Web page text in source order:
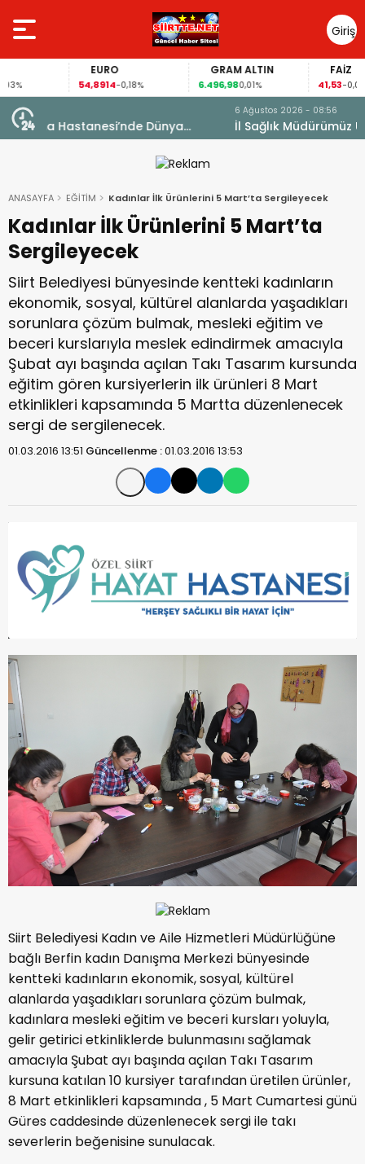
Giriş
Yap
EURO
54,8914-0,18%
GRAM ALTIN
6.496,980,01% -0,02%
İl Sağlık Müdürümüz Uzm. Dr. Besim Hacıoğlu,
Kurtalan Sağlıklı Hayat Merkezini Ziyaret Etti
ANASAYFA EĞİTİM Kadınlar İlk Ürünlerini 5 Mart’ta Sergileyecek
Kadınlar İlk Ürünlerini 5 Mart’ta
Sergileyecek
Siirt Belediyesi bünyesinde kentteki kadınların
ekonomik, sosyal, kültürel alanlarda yaşadıkları
sorunlara çözüm bulmak, mesleki eğitim ve
beceri kurslarıyla meslek edindirmek amacıyla
Şubat ayı başında açılan Takı Tasarım kursunda
eğitim gören kursiyerlerin ilk ürünleri 8 Mart
etkinlikleri kapsamında 5 Martta düzenlenecek
sergi de sergilenecek.
01.03.2016 13:51 Güncellenme :01.03.2016 13:53
Siirt Belediyesi Kadın ve Aile Hizmetleri Müdürlüğüne
bağlı Berfin kadın Danışma Merkezi bünyesinde
kentteki kadınların ekonomik, sosyal, kültürel
alanlarda yaşadıkları sorunlara çözüm bulmak,
kadınlara mesleki eğitim ve beceri kursları yoluyla,
gelir getirici etkinliklerde bulunmasını sağlamak
amacıyla Şubat ayı başında açılan Takı Tasarım
kursuna katılan 10 kursiyer tarafından üretilen ürünler,
8 Mart etkinlikleri kapsamında , 5 Mart Cumartesi günü
Güres caddesinde düzenlenecek sergi ile takı
severlerin beğenisine sunulacak.